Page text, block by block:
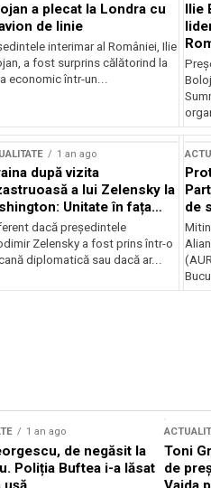
a plecat la Londra cu
de linie
interimar al României, Ilie
a fost surprins călătorind la
economic într-un...
Ilie
și
1 an ago
după vizita
a lui Zelensky la
Unitate în fața
dacă președintele
Zelensky a fost prins într-o
diplomatică sau dacă ar...
de
1 an ago
de negăsit la
Poliția Buftea i-a lăsat
Toni
de